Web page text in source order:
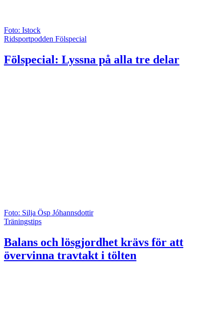
Foto: Istock
Ridsportpodden Fölspecial
Fölspecial: Lyssna på alla tre delar
Foto: Silja Ösp Jóhannsdottir
Träningstips
Balans och lösgjordhet krävs för att
övervinna travtakt i tölten